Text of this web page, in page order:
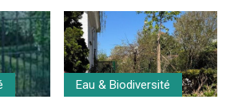
Eau & Biodiversité